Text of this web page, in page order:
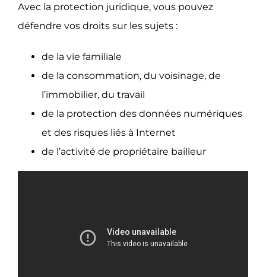
Avec la protection juridique, vous pouvez
défendre vos droits sur les sujets :
de la vie familiale
de la consommation, du voisinage, de
l’immobilier, du travail
de la protection des données numériques
et des risques liés à Internet
de l’activité de propriétaire bailleur